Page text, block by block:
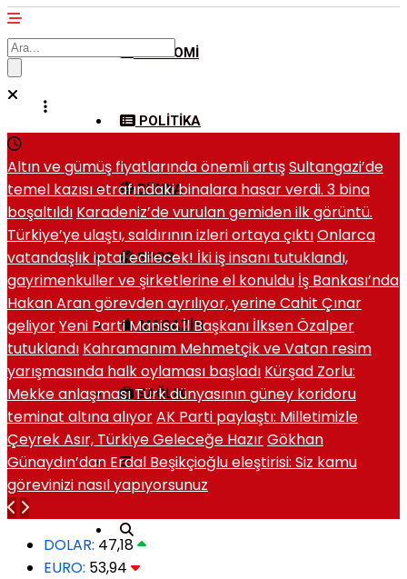
EKONOMI
POLITIKA
DÜNYA
SPOR
MAGAZIN
SAĞLIK
Altın ve gümüş fiyatlarında önemli artışSultangazi’de
temel kazısı etrafındaki binalara hasar verdi. 3 bina
boşaltıldı Karadeniz’de vurulan gemiden ilk görüntü.
Türkiye’ye ulaştı, saldırının izleri ortaya çıktıOnlarca
vatandaşlık iptal edilecek! İki iş insanı tutuklandı,
gayrimenkuller ve şirketlerine el konuldu İş Bankası’nda
Hakan Aran görevden ayrılıyor, yerine Cahit Çınar
geliyorYeni Parti Manisa İl Başkanı İlksen Özalper
tutuklandı Kahramanım Mehmetçik ve Vatan resim
yarışmasında halk oylaması başladı Kürşad Zorlu:
Mekke anlaşması Türk dünyasının güney koridoru
teminat altına alıyorAK Parti paylaştı: Milletimizle
Çeyrek Asır, Türkiye Geleceğe HazırGökhan
Günaydın’dan Erdal Beşikçioğlu eleştirisi: Siz kamu
görevinizi nasıl yapıyorsunuz
DOLAR: 47,18
EURO: 53,94